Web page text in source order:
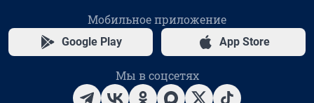
Мобильное приложение
Google Play App Store
Мы в соцсетях